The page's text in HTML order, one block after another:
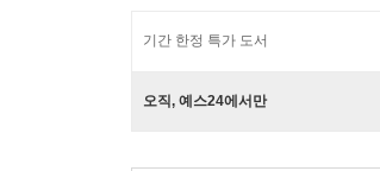
기간 한정 특가 도서
오직, 예스24에서만